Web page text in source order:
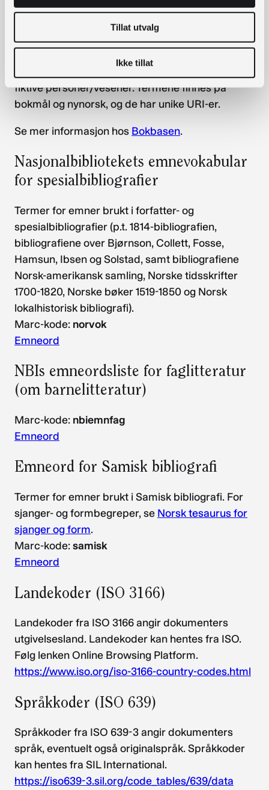
Tillat utvalg
Ikke tillat
Tesaurusen er utviklet av, og vedlikeholdes av,
Bokbasen og Biblioteksentralen i fellesskap.
Tesaurusen dekker både barne- og
fiktive personer/vesener. Termene finnes på
bokmål og nynorsk, og de har unike URI-er.
Se mer informasjon hos Bokbasen.
Nasjonalbibliotekets emnevokabular
for spesialbibliografier
Termer for emner brukt i forfatter- og
spesialbibliografier (p.t. 1814-bibliografien,
bibliografiene over Bjørnson, Collett, Fosse,
Hamsun, Ibsen og Solstad, samt bibliografiene
Norsk-amerikansk samling, Norske tidsskrifter
1700-1820, Norske bøker 1519-1850 og Norsk
lokalhistorisk bibliografi).
Marc-kode: norvok
Emneord
NBIs emneordsliste for faglitteratur
(om barnelitteratur)
Marc-kode: nbiemnfag
Emneord
Emneord for Samisk bibliografi
Termer for emner brukt i Samisk bibliografi. For
sjanger- og formbegreper, se Norsk tesaurus for
sjanger og form.
Marc-kode:samisk
Emneord
Landekoder (ISO 3166)
Landekoder fra ISO 3166 angir dokumenters
utgivelsesland. Landekoder kan hentes fra ISO.
Følg lenken Online Browsing Platform.
https://www.iso.org/iso-3166-country-codes.html
Språkkoder (ISO 639)
Språkkoder fra ISO 639-3 angir dokumenters
språk, eventuelt også originalspråk. Språkkoder
kan hentes fra SIL International.
https://iso639-3.sil.org/code_tables/639/data